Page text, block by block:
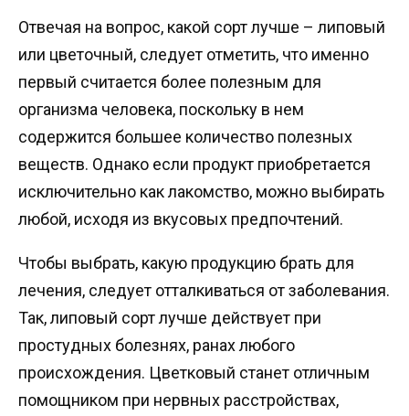
Отвечая на вопрос, какой сорт лучше – липовый
или цветочный, следует отметить, что именно
первый считается более полезным для
организма человека, поскольку в нем
содержится большее количество полезных
веществ. Однако если продукт приобретается
исключительно как лакомство, можно выбирать
любой, исходя из вкусовых предпочтений.
Чтобы выбрать, какую продукцию брать для
лечения, следует отталкиваться от заболевания.
Так, липовый сорт лучше действует при
простудных болезнях, ранах любого
происхождения. Цветковый станет отличным
помощником при нервных расстройствах,